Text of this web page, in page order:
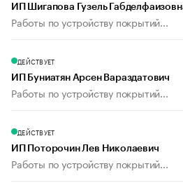
ИП Шигапова Гузель
Работы по устройству покрытий...
ДЕЙСТВУЕТ
ИП Буниатян Арсен Вараздатович
Работы по устройству покрытий...
ДЕЙСТВУЕТ
ИП Поторочин Лев Николаевич
Работы по устройству покрытий...